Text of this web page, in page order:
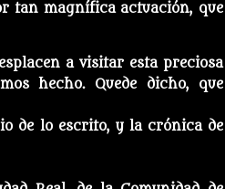
tan magnífica actuación, que
a visitar esta preciosa
hecho. Quede dicho, que
de lo escrito, y la crónica de